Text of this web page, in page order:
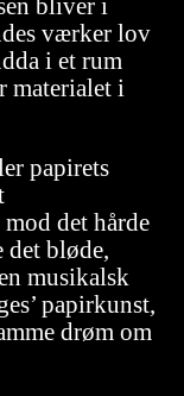
bliver i
værker lov
i et rum
materialet i
papirets
det hårde
det bløde,
musikalsk
papirkunst,
drøm om